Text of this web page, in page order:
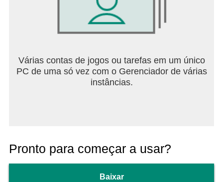
Várias contas de jogos ou tarefas em um único
PC de uma só vez com o Gerenciador de várias
instâncias.
Pronto para começar a usar?
Baixar